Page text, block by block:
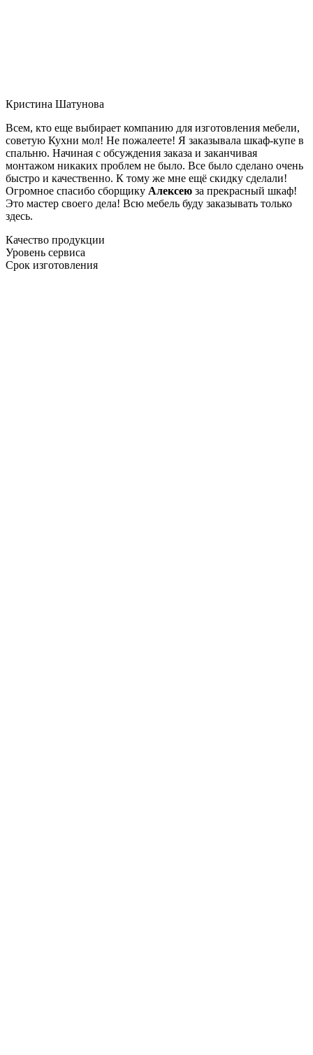
Кристина Шатунова
Всем, кто еще выбирает компанию для изготовления мебели,
советую Кухни мол! Не пожалеете! Я заказывала шкаф-купе в
спальню. Начиная с обсуждения заказа и заканчивая
монтажом никаких проблем не было. Все было сделано очень
быстро и качественно. К тому же мне ещё скидку сделали!
Огромное спасибо сборщику Алексею за прекрасный шкаф!
Это мастер своего дела! Всю мебель буду заказывать только
здесь.
Качество продукции
Уровень сервиса
Срок изготовления